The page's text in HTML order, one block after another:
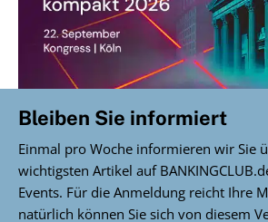
Bleiben Sie informiert
Einmal pro Woche informieren wir Sie
wichtigsten Artikel auf
Events. Für die Anmeldung reicht Ihre
natürlich können Sie sich von diesem